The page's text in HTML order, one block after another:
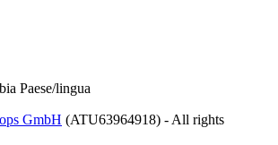
Paese/lingua
GmbH (ATU63964918) - All rights